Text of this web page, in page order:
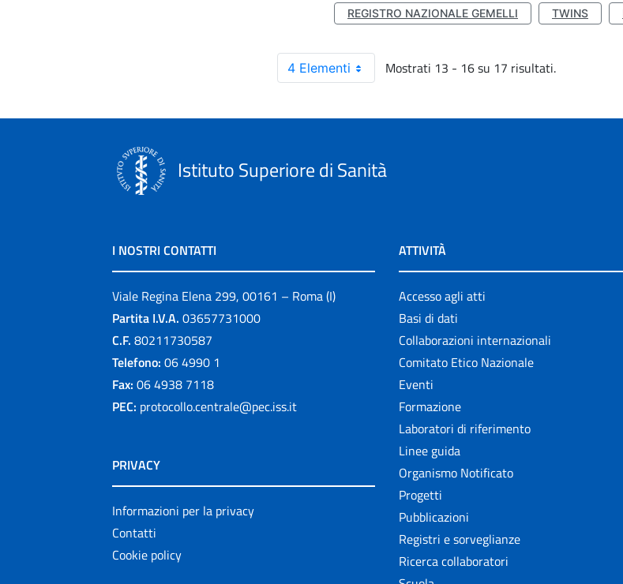
REGISTRO NAZIONALE GEMELLI TWINS
4 Elementi Mostrati 13 - 16 su 17 risultati.
Istituto Superiore di Sanità
I NOSTRI CONTATTI
Viale Regina Elena 299, 00161 – Roma (I)
Partita I.V.A. 03657731000
C.F. 80211730587
Telefono: 06 4990 1
Fax: 06 4938 7118
PEC: protocollo.centrale@pec.iss.it
PRIVACY
Informazioni per la privacy
Contatti
Cookie policy
ATTIVITÀ
Accesso agli atti
Basi di dati
Collaborazioni internazionali
Comitato Etico Nazionale
Eventi
Formazione
Laboratori di riferimento
Linee guida
Organismo Notificato
Progetti
Pubblicazioni
Registri e sorveglianze
Ricerca collaboratori